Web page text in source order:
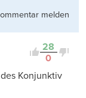
melden
28
0
Konjunktiv